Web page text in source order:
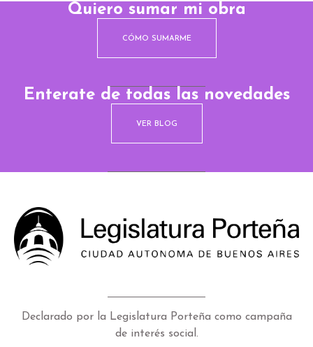
Quiero sumar mi obra
CÓMO SUMARME
Enterate de todas las novedades
VER BLOG
Declarado por la Legislatura Porteña como campaña
de interés social.